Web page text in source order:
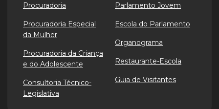
Procuradoria
Procuradoria Especial
da Mulher
Procuradoria da Criança
e do Adolescente
Consultoria Técnico-
Legislativa
Parlamento Jovem
Escola do Parlamento
Organograma
Restaurante-Escola
Guia de Visitantes